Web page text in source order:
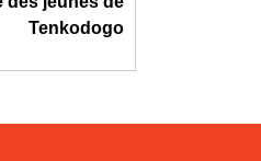
Tenkodogo